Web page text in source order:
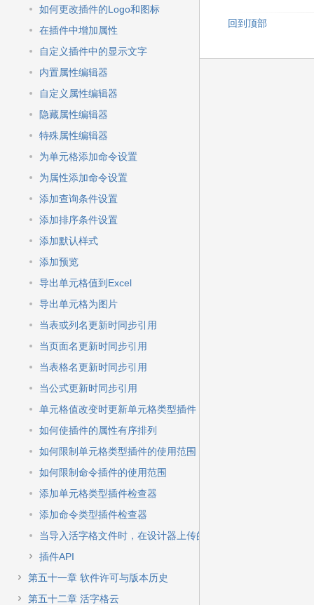
如何更改插件的Logo和图标
在插件中增加属性
自定义插件中的显示文字
内置属性编辑器
自定义属性编辑器
隐藏属性编辑器
特殊属性编辑器
为单元格添加命令设置
为属性添加命令设置
添加查询条件设置
添加排序条件设置
添加默认样式
添加预览
导出单元格值到Excel
导出单元格为图片
当表或列名更新时同步引用
当页面名更新时同步引用
当表格名更新时同步引用
当公式更新时同步引用
单元格值改变时更新单元格类型插件
如何使插件的属性有序排列
如何限制单元格类型插件的使用范围
如何限制命令插件的使用范围
添加单元格类型插件检查器
添加命令类型插件检查器
当导入活字格文件时，在设计器上传的图像或文件不能导入
插件API
第五十一章 软件许可与版本历史
第五十二章 活字格云
回到顶部